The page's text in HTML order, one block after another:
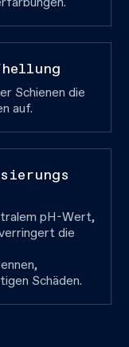
Schienen die
auf.
pH-Wert,
die
Schäden.